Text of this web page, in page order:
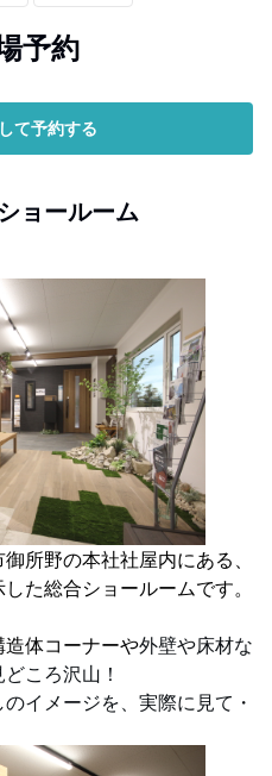
予約
て予約する
ョールーム
所野の本社社屋内にある、
た総合ショールームです。
体コーナーや外壁や床材な
ころ沢山！
イメージを、実際に見て・